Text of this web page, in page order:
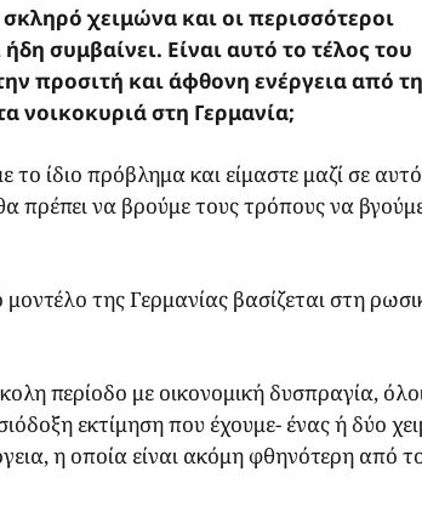
χειμώνα και οι περισσότεροι
συμβαίνει. Είναι αυτό το τέλος του
προσιτή και άφθονη ενέργεια από
νοικοκυριά στη Γερμανία;
ίδιο πρόβλημα και είμαστε μαζί σε
πρέπει να βρούμε τους τρόπους να
μοντέλο της Γερμανίας βασίζεται στη
περίοδο με οικονομική δυσπραγία,
εκτίμηση που έχουμε- ένας ή δύο
η οποία είναι ακόμη φθηνότερη από